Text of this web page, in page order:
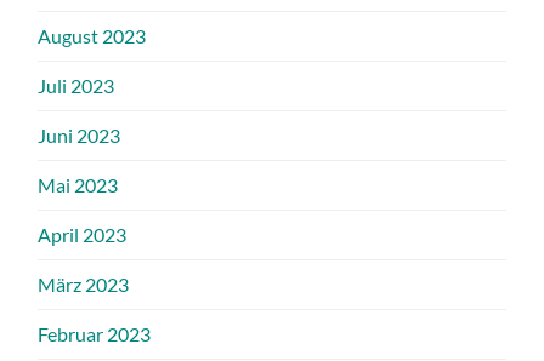
August 2023
Juli 2023
Juni 2023
Mai 2023
April 2023
März 2023
Februar 2023